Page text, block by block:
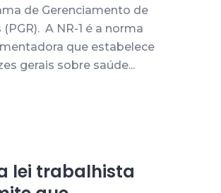
de Gerenciamento de
(PGR). A NR-1 é a norma
que estabelece
gerais sobre saúde...
lei trabalhista